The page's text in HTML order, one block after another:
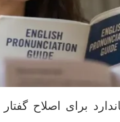
برای اصلاح گفتار